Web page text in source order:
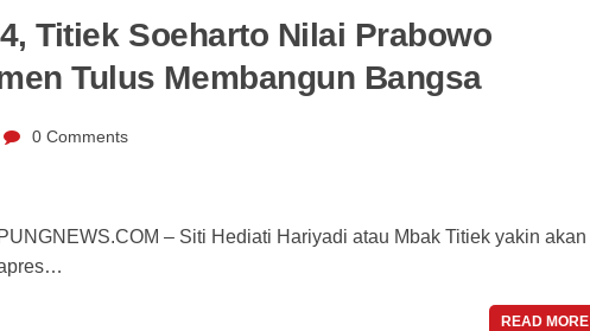
Titiek Soeharto Nilai Prabowo
Tulus Membangun Bangsa
0 Comments
– Siti Hediati Hariyadi atau Mbak Titiek yakin akan
READ MORE